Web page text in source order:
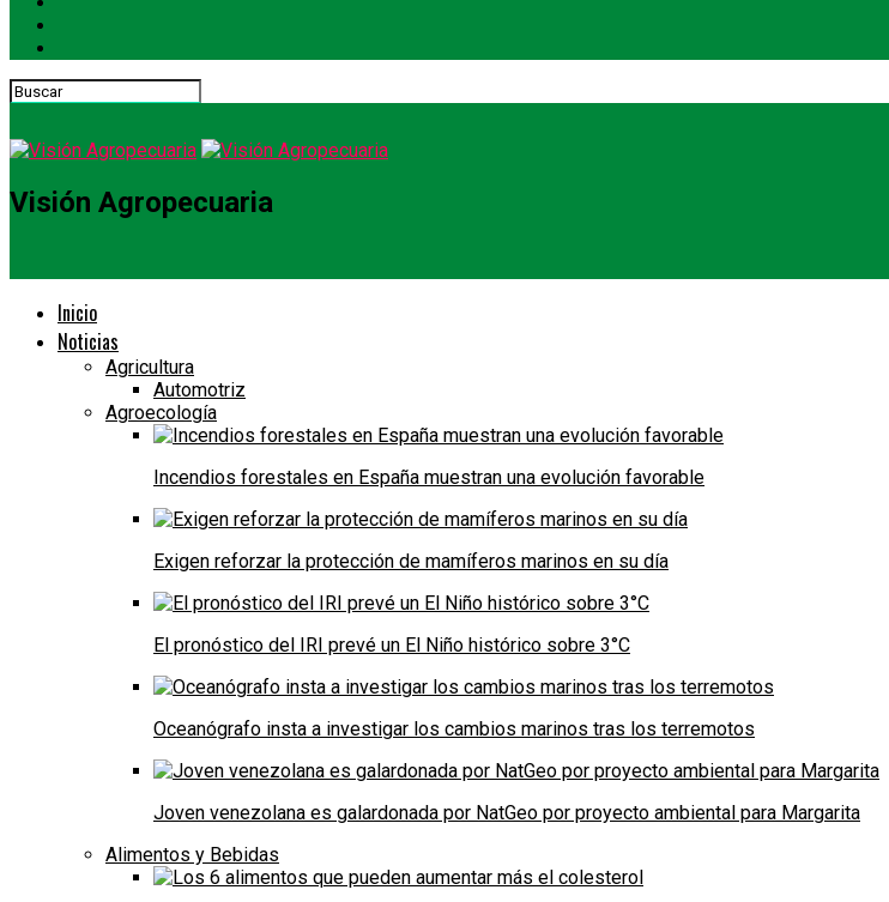
Visión Agropecuaria
Inicio
Noticias
Agricultura
Automotriz
Agroecología
Incendios forestales en España muestran una evolución favorable
Exigen reforzar la protección de mamíferos marinos en su día
El pronóstico del IRI prevé un El Niño histórico sobre 3°C
Oceanógrafo insta a investigar los cambios marinos tras los terremotos
Joven venezolana es galardonada por NatGeo por proyecto ambiental para Margarita
Alimentos y Bebidas